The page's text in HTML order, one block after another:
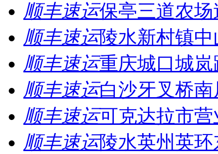
顺丰速运保亭三道农
顺丰速运陵水新村镇
顺丰速运重庆城口城
顺丰速运白沙牙叉桥
顺丰速运可克达拉市营
顺丰速运陵水英州英